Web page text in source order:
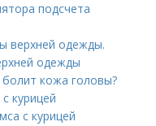
подсчета
верхней одежды.
одежды
кожа головы?
курицей
с курицей